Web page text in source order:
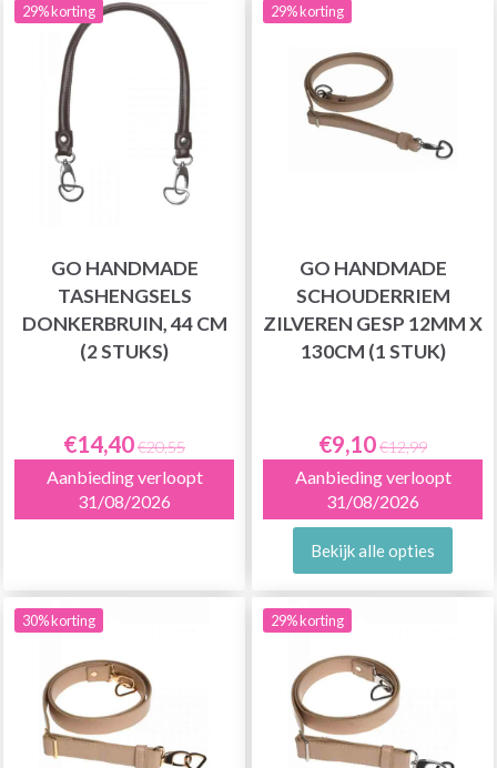
29% korting
GO HANDMADE
TASHENGSELS
DONKERBRUIN, 44 CM
(2 STUKS)
€14,40€20,55
Aanbieding verloopt
31/08/2026
29% korting
GO HANDMADE
SCHOUDERRIEM
ZILVEREN GESP 12MM X
130CM (1 STUK)
€9,10€12,99
Aanbieding verloopt
31/08/2026
Bekijk alle opties
30% korting 29% korting